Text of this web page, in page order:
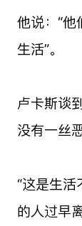
他说：“
生活”。
卢卡斯谈
没有一丝恶
“这是生
的人过早离